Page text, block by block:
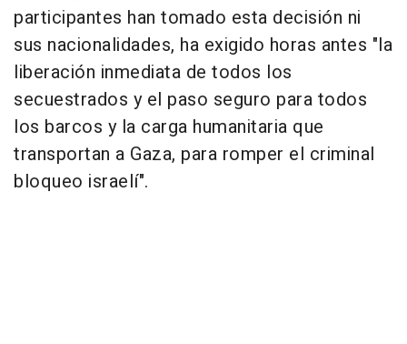
participantes han tomado esta decisión ni
sus nacionalidades, ha exigido horas antes "la
liberación inmediata de todos los
secuestrados y el paso seguro para todos
los barcos y la carga humanitaria que
transportan a Gaza, para romper el criminal
bloqueo israelí".